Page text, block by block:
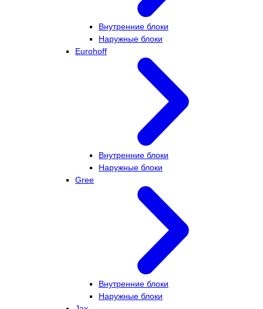
Внутренние блоки
Наружные блоки
Eurohoff
Внутренние блоки
Наружные блоки
Gree
Внутренние блоки
Наружные блоки